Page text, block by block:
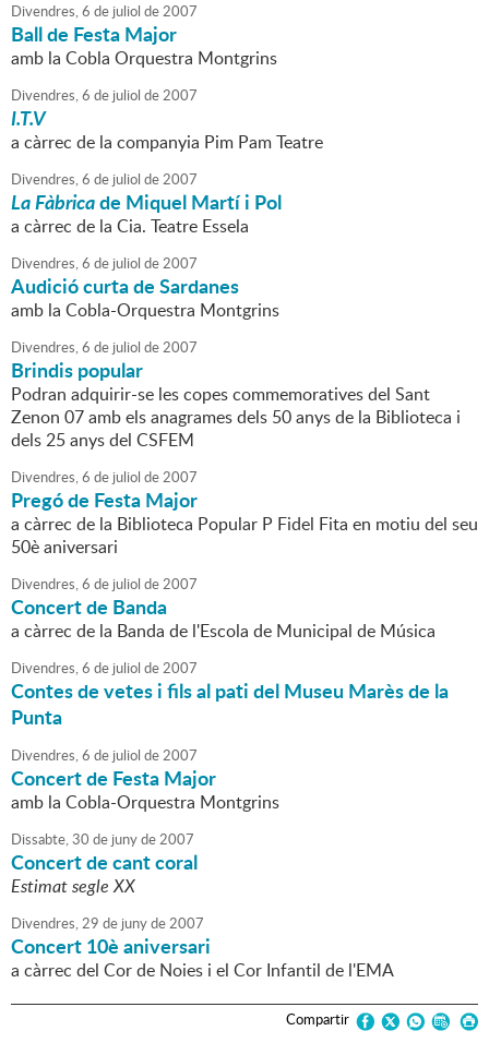
Divendres,6 de juliol de2007
Ball de Festa Major
amb la Cobla Orquestra Montgrins
Divendres,6 de juliol de2007
I.T.V
a càrrec de la companyia Pim Pam Teatre
Divendres,6 de juliol de2007
La Fàbricade Miquel Martí i Pol
a càrrec de la Cia. Teatre Essela
Divendres,6 de juliol de2007
Audició curta de Sardanes
amb la Cobla-Orquestra Montgrins
Divendres,6 de juliol de2007
Brindis popular
Podran adquirir-se les copes commemoratives del Sant
Zenon 07 amb els anagrames dels 50 anys de la Biblioteca i
dels 25 anys del CSFEM
Divendres,6 de juliol de2007
Pregó de Festa Major
a càrrec de la Biblioteca Popular P Fidel Fita en motiu del seu
50è aniversari
Divendres,6 de juliol de2007
Concert de Banda
a càrrec de la Banda de l'Escola de Municipal de Música
Divendres,6 de juliol de2007
Contes de vetes i fils al pati del Museu Marès de la
Punta
Divendres,6 de juliol de2007
Concert de Festa Major
amb la Cobla-Orquestra Montgrins
Dissabte,30 de junyde2007
Concert de cant coral
Estimat segle XX
Divendres,29 de junyde2007
Concert 10è aniversari
a càrrec del Cor de Noies i el Cor Infantil de l'EMA
Compartir